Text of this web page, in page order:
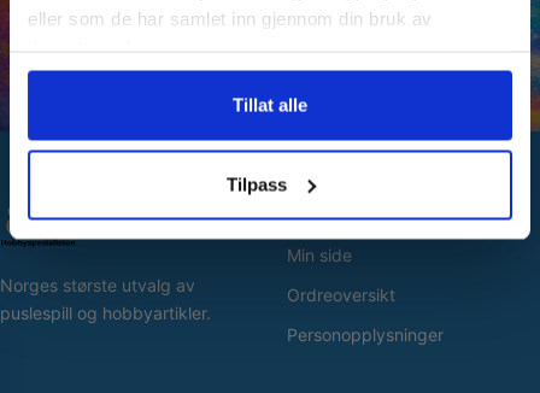
eller som de har samlet inn gjennom din bruk av
Tillat alle
Tilpass
Norges største utvalg av
puslespill og hobbyartikler.
Min side
Ordreoversikt
Personopplysninger
Ja takk, jeg er med
Nei takk! Jeg betaler fullpris